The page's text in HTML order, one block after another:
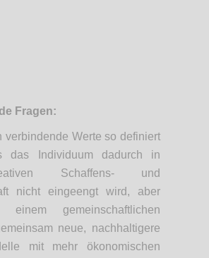
Fragen:
verbindende Werte so definiert
das Individuum dadurch in
Schaffens- und
nicht eingeengt wird, aber
gemeinschaftlichen
neue, nachhaltigere
mit mehr ökonomischen